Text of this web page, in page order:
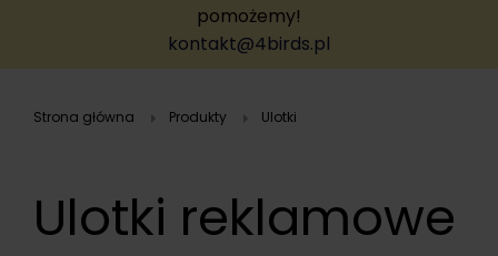
pomożemy!
kontakt@4birds.pl
Strona główna Produkty ulotki
Ulotki reklamowe